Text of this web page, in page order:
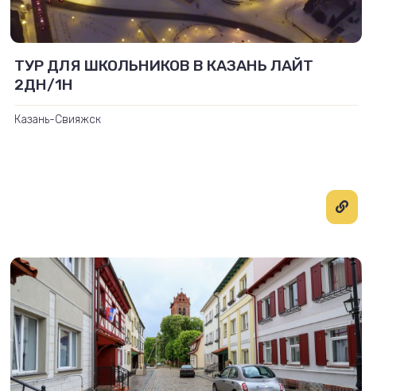
ТУР ДЛЯ ШКОЛЬНИКОВ В КАЗАНЬ ЛАЙТ
2ДН/1Н
Казань-Свияжск